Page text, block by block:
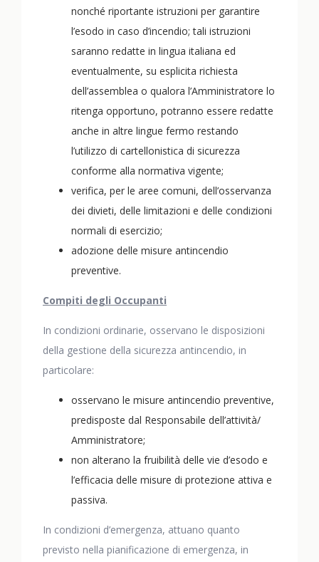
nonché riportante istruzioni per garantire
l’esodo in caso d’incendio; tali istruzioni
saranno redatte in lingua italiana ed
eventualmente, su esplicita richiesta
dell’assemblea o qualora l’Amministratore lo
ritenga opportuno, potranno essere redatte
anche in altre lingue fermo restando
l’utilizzo di cartellonistica di sicurezza
conforme alla normativa vigente;
verifica, per le aree comuni, dell’osservanza
dei divieti, delle limitazioni e delle condizioni
normali di esercizio;
adozione delle misure antincendio
preventive.
Compiti degli Occupanti
In condizioni ordinarie, osservano le disposizioni
della gestione della sicurezza antincendio, in
particolare:
osservano le misure antincendio preventive,
predisposte dal Responsabile dell’attività/
Amministratore;
non alterano la fruibilità delle vie d’esodo e
l’efficacia delle misure di protezione attiva e
passiva.
In condizioni d’emergenza, attuano quanto
previsto nella pianificazione di emergenza, in